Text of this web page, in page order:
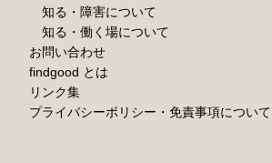
知る・障害について
知る・働く場について
お問い合わせ
findgood とは
リンク集
プライバシーポリシー・免責事項について